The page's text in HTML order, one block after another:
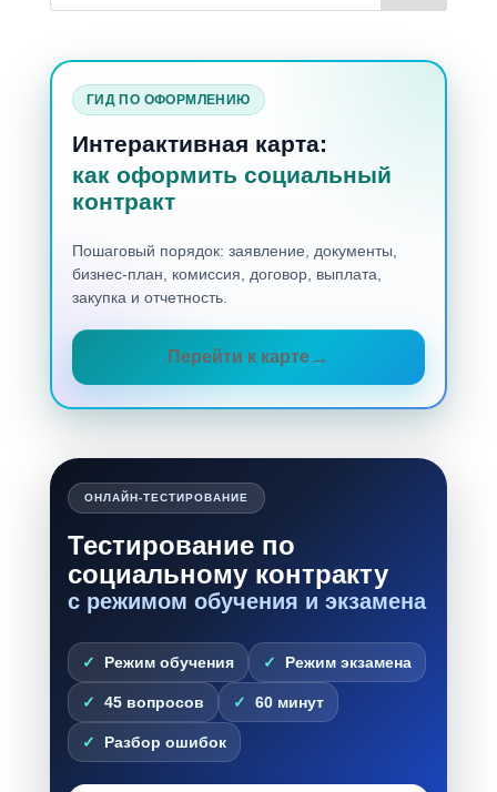
ГИД ПО ОФОРМЛЕНИЮ
Интерактивная карта:
как оформить социальный
контракт
Пошаговый порядок: заявление, документы,
бизнес-план, комиссия, договор, выплата,
закупка и отчетность.
Перейти к карте
ОНЛАЙН-ТЕСТИРОВАНИЕ
Тестирование по
социальному контракту
с режимом обучения и экзамена
Режим обучения Режим экзамена
45 вопросов 60 минут
Разбор ошибок